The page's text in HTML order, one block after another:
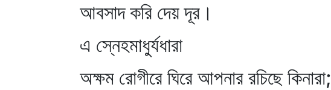
আবসাদ করি দেয় দূর।
এ স্নেহমাধুর্যধারা
অক্ষম রোগীরে ঘিরে আপনার রচিছে কিনারা;